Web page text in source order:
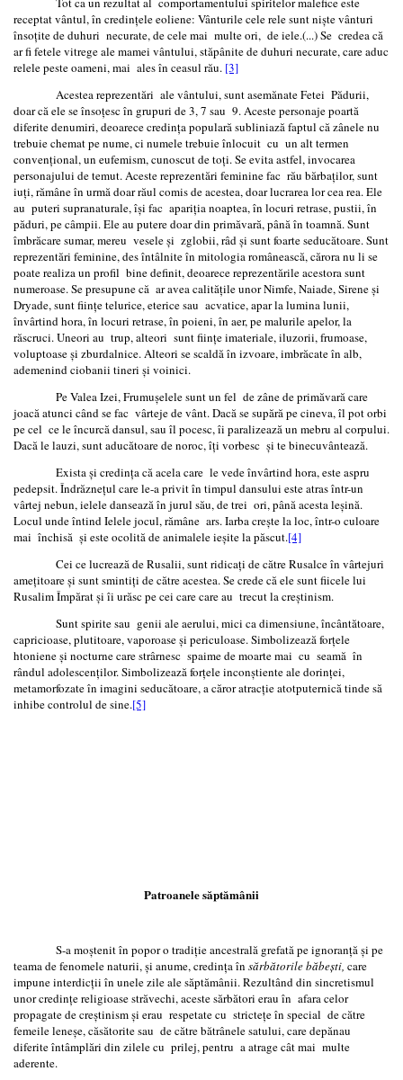
receptat vântul, în credinţele eoliene: Vânturile cele rele sunt nişte vânturi
însoţite de duhuri necurate, de cele mai multe ori, de iele.(...) Se credea că
ar fi fetele vitrege ale mamei vântului, stăpânite de duhuri necurate, care aduc
relele peste oameni, mai ales în ceasul rău. [3]
Acestea reprezentări ale vântului, sunt asemănate Fetei Pădurii,
doar că ele se însoţesc în grupuri de 3, 7 sau 9. Aceste personaje poartă
diferite denumiri, deoarece credinţa populară subliniază faptul că zânele nu
trebuie chemat pe nume, ci numele trebuie înlocuit cu un alt termen
convenţional, un eufemism, cunoscut de toţi. Se evita astfel, invocarea
personajului de temut. Aceste reprezentări feminine fac rău bărbaţilor, sunt
iuţi, rămâne în urmă doar răul comis de acestea, doar lucrarea lor cea rea. Ele
au puteri supranaturale, îşi fac apariţia noaptea, în locuri retrase, pustii, în
păduri, pe câmpii. Ele au putere doar din primăvară, până în toamnă. Sunt
îmbrăcare sumar, mereu vesele şi zglobii, râd şi sunt foarte seducătoare. Sunt
reprezentări feminine, des întâlnite în mitologia românească, cărora nu li se
poate realiza un profil bine definit, deoarece reprezentările acestora sunt
numeroase. Se presupune că ar avea calităţile unor Nimfe, Naiade, Sirene şi
Dryade, sunt fiinţe telurice, eterice sau acvatice, apar la lumina lunii,
învârtind hora, în locuri retrase, în poieni, în aer, pe malurile apelor, la
răscruci. Uneori au trup, alteori sunt fiinţe imateriale, iluzorii, frumoase,
voluptoase şi zburdalnice. Alteori se scaldă în izvoare, imbrăcate în alb,
ademenind ciobanii tineri şi voinici.
Pe Valea Izei, Frumuşelele sunt un fel de zâne de primăvară care
joacă atunci când se fac vârteje de vânt. Dacă se supără pe cineva, îl pot orbi
pe cel ce le încurcă dansul, sau îl pocesc, îi paralizează un mebru al corpului.
Dacă le lauzi, sunt aducătoare de noroc, îţi vorbesc şi te binecuvântează.
Exista și credința că acela care le vede învârtind hora, este aspru
pedepsit. Îndrăzneţul care le-a privit în timpul dansului este atras într-un
vârtej nebun, ielele dansează în jurul său, de trei ori, până acesta leşină.
Locul unde întind Ielele jocul, rămâne ars. Iarba creşte la loc, într-o culoare
mai închisă şi este ocolită de animalele ieşite la păscut.[4]
Cei ce lucrează de Rusalii, sunt ridicaţi de către Rusalce în vârtejuri
ameţitoare şi sunt smintiţi de către acestea. Se crede că ele sunt fiicele lui
Rusalim Împărat şi îi urăsc pe cei care care au trecut la creştinism.
Sunt spirite sau genii ale aerului, mici ca dimensiune, încântătoare,
capricioase, plutitoare, vaporoase şi periculoase. Simbolizează forţele
htoniene şi nocturne care strârnesc spaime de moarte mai cu seamă în
rândul adolescenţilor. Simbolizează forţele inconştiente ale dorinţei,
metamorfozate în imagini seducătoare, a căror atracţie atotputernică tinde să
inhibe controlul de sine.[5]
Patroanele săptămânii
S-a moştenit în popor o tradiţie ancestrală grefată pe ignoranţă şi pe
teama de fenomele naturii, şi anume, credinţa în sărbătorile băbeşti, care
impune interdicţii în unele zile ale săptămânii. Rezultând din sincretismul
unor credinţe religioase străvechi, aceste sărbători erau în afara celor
propagate de creştinism şi erau respetate cu stricteţe în special de către
femeile leneşe, căsătorite sau de către bătrânele satului, care depănau
diferite întâmplări din zilele cu prilej, pentru a atrage cât mai multe
aderente.